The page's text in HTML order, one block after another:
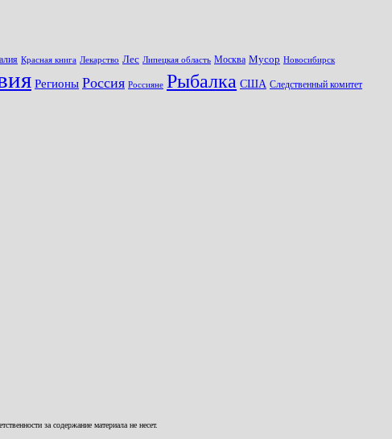
Красная книга Лекарство Лес Липецкая область Москва Мусор Новосибирск
Регионы Россия Россияне Рыбалка США Следственный комитет
за содержание материала не несет.